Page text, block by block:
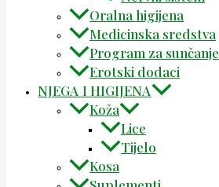
Oralna higijena
Medicinska sredstva
Program za sunčanje
Erotski dodaci
NJEGA I HIGIJENA
Koža
Lice
Tijelo
Kosa